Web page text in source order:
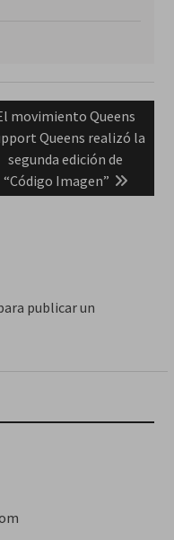
movimiento Queens
Queens realizó la
segunda edición de
“Código Imagen”
publicar un